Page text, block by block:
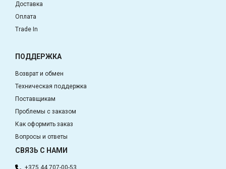
Доставка
Оплата
Trade In
ПОДДЕРЖКА
Возврат и обмен
Техническая поддержка
Поставщикам
Проблемы с заказом
Как оформить заказ
Вопросы и ответы
СВЯЗЬ С НАМИ